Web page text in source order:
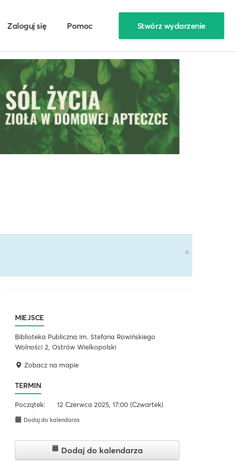
Zaloguj się Pomoc Stwórz wydarzenie
×
MIEJSCE
Biblioteka Publiczna im. Stefana Rowińskiego
Wolności 2, Ostrów Wielkopolski
Zobacz na mapie
TERMIN
Początek: 12 Czerwca 2025, 17:00 (Czwartek)
Dodaj do kalendarza
Dodaj do kalendarza